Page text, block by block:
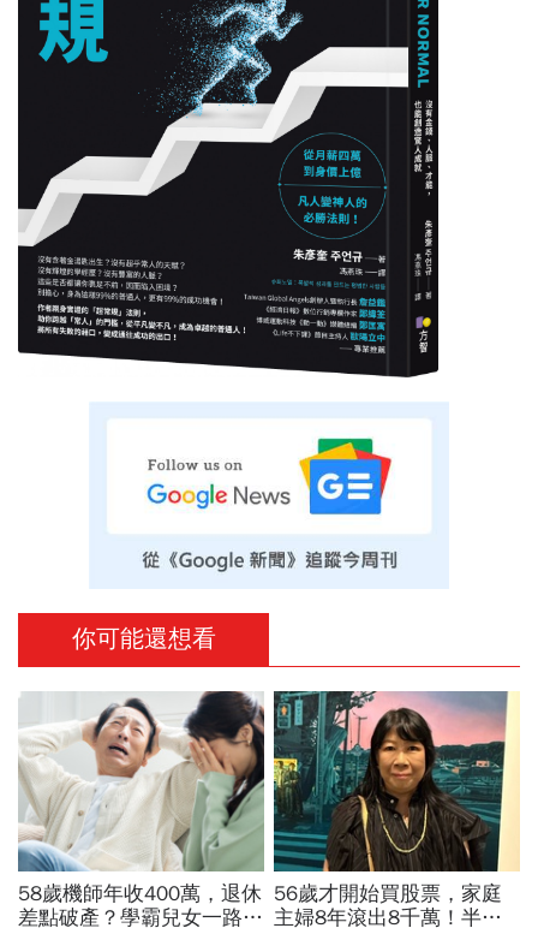
你可能還想看
58歲機師年收400萬，退休
差點破產？學霸兒女一路私
56歲才開始買股票，家庭
主婦8年滾出8千萬！半年